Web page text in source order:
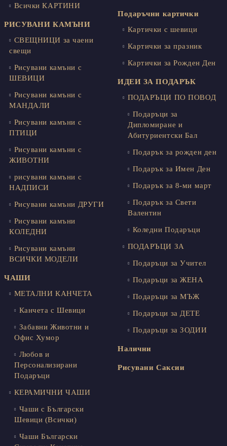
Всички КАРТИНИ
РИСУВАНИ КАМЪНИ
СВЕЩНИЦИ за чаени
свещи
Рисувани камъни с
ШЕВИЦИ
Рисувани камъни с
МАНДАЛИ
Рисувани камъни с
ПТИЦИ
Рисувани камъни с
ЖИВОТНИ
рисувани камъни с
НАДПИСИ
Рисувани камъни ДРУГИ
Рисувани камъни
КОЛЕДНИ
Рисувани камъни
ВСИЧКИ МОДЕЛИ
ЧАШИ
МЕТАЛНИ КАНЧЕТА
Канчета с Шевици
Забавни Животни и
Офис Хумор
Любов и
Персонализирани
Подаръци
КЕРАМИЧНИ ЧАШИ
Чаши с Български
Шевици (Всички)
Чаши Български
Подаръчни картички
Картички с шевици
Картички за празник
Картички за Рожден Ден
ИДЕИ ЗА ПОДАРЪК
ПОДАРЪЦИ ПО ПОВОД
Подаръци за
Дипломиране и
Абитуриентски Бал
Подарък за рожден ден
Подарък за Имен Ден
Подарък за 8-ми март
Подарък за Свети
Валентин
Коледни Подаръци
ПОДАРЪЦИ ЗА
Подаръци за Учител
Подаръци за ЖЕНА
Подаръци за МЪЖ
Подаръци за ДЕТЕ
Подаръци за ЗОДИИ
Налични
Рисувани Саксии